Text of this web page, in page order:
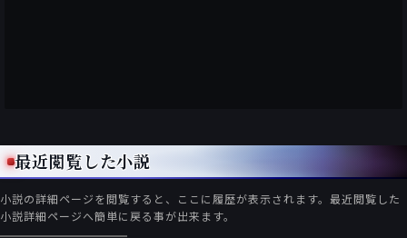
最近閲覧した小説
小説の詳細ページを閲覧すると、ここに履歴が表示されます。最近閲覧した
小説詳細ページへ簡単に戻る事が出来ます。